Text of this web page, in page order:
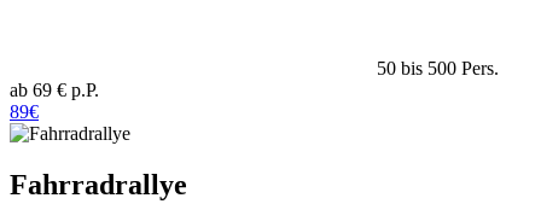
50 bis 500 Pers.
ab 69 € p.P.
89€
Fahrradrallye